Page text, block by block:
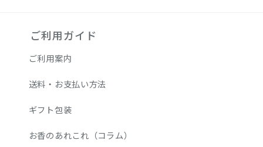
ご利用ガイド
ご利用案内
送料・お支払い方法
ギフト包装
お香のあれこれ（コラム）